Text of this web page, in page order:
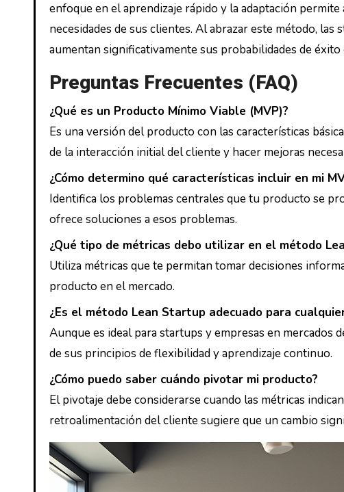
enfoque en el aprendizaje rápido y la adaptación
necesidades de sus clientes. Al abrazar este método,
aumentan significativamente sus probabilidades de
Preguntas Frecuentes (FAQ)
¿Qué es un Producto Mínimo Viable (MVP)?
Es una versión del producto con las características
de la interacción initial del cliente y hacer mejoras
¿Cómo determino qué características incluir en mi
Identifica los problemas centrales que tu producto se
ofrece soluciones a esos problemas.
¿Qué tipo de métricas debo utilizar en el método
Utiliza métricas que te permitan tomar decisiones
producto en el mercado.
¿Es el método Lean Startup adecuado para
Aunque es ideal para startups y empresas en
de sus principios de flexibilidad y aprendizaje continuo.
¿Cómo puedo saber cuándo pivotar mi producto?
El pivotaje debe considerarse cuando las métricas
retroalimentación del cliente sugiere que un cambio